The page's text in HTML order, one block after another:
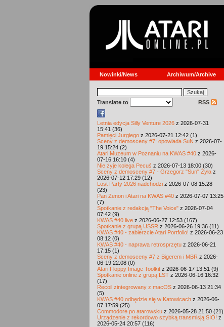
Nowinki/News Archiwum/Archive
Translate to RSS
Letnia edycja Silly Venture 2026 z 2026-07-31
15:41 (36)
Pamięci Jurgiego z 2026-07-21 12:42 (1)
Sceny z demosceny #7: opowiada SuN z 2026-07-
19 15:24 (2)
Atari Muzeum w Poznaniu na KWAS #40 z 2026-
07-16 16:10 (4)
Nie żyje kolega Pecuś z 2026-07-13 18:00 (30)
Sceny z demosceny #7 - Grzegorz "Sun" Żyła z
2026-07-12 17:29 (12)
Lost Party 2026 nadchodzi z 2026-07-08 15:28
(23)
Pan Zenon i Atari na KWAS #40 z 2026-07-07 13:25
(7)
Spotkanie z redakcją "The Voice" z 2026-07-04
07:42 (9)
KWAS #40 live z 2026-06-27 12:53 (167)
Spotkanie z grupą USSR z 2026-06-26 19:36 (11)
KWAS #40 - zabierzcie Atari Portfolio! z 2026-06-23
08:12 (0)
KWAS #40 - naprawa retrosprzętu z 2026-06-21
17:15 (1)
Sceny z demosceny #7 z Bigerem i MBR z 2026-
06-19 22:08 (0)
Atari Floppy Image Toolkit z 2026-06-17 13:51 (9)
Spotkanie online z grupą LST z 2026-06-16 16:32
(17)
Recoil zintegrowany z macOS z 2026-06-13 21:34
(5)
KWAS #40 odbędzie się w Katowicach z 2026-06-
07 17:59 (25)
Commodore po atarowsku z 2026-05-28 21:50 (21)
Urządzenie z rekordowo szybką transmisją SIO! z
2026-05-24 20:57 (116)